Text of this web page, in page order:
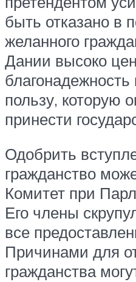
быть отказано в
желанного
Дании высоко
пользу, которую
принести
Одобрить
гражданство
Комитет при
Его члены
все
Причинами для
гражданства